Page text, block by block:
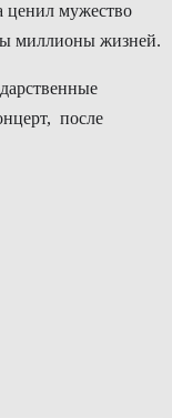
ценил мужество
миллионы жизней.
после